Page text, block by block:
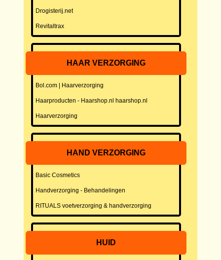
Drogisterij.net
Revitaltrax
HAAR VERZORGING
Bol.com | Haarverzorging
Haarproducten - Haarshop.nl haarshop.nl
Haarverzorging
HAND VERZORGING
Basic Cosmetics
Handverzorging - Behandelingen
RITUALS voetverzorging & handverzorging
HUID